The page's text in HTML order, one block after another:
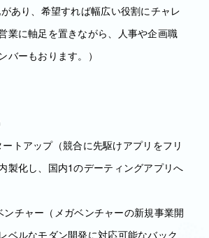
あり、希望すれば幅広い役割にチャレ
業に軸足を置きながら、人事や企画職
バーもおります。）
ートアップ（競合に先駆けアプリをフリ
製化し、国内1のデーティングアプリへ
ンチャー（メガベンチャーの新規事業開
ベルなモダン開発に対応可能なバック